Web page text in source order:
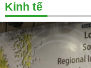
Kinh tế